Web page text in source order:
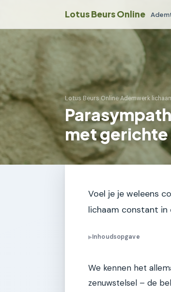
Lotus Beurs Online
Lotus Beurs Online›Ademwerk
met
Voel je je weleens
lichaam constant
▶Inhoudsopgave
We kennen het
zenuwstelsel – de